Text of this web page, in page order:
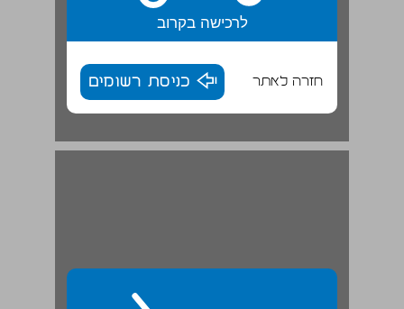
לרכישה בקרוב
חזרה לאתר כניסת רשומים
שניים אוחזין בטלית | משנה ... 25